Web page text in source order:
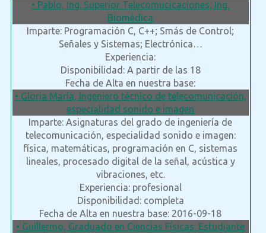
• Pablo, Ing. Superior Telecomucicaciones; Ing.
Biomédica
Imparte: Programación C, C++; Smás de Control;
Señales y Sistemas; Electrónica…
Experiencia:
Disponibilidad: A partir de las 18
Fecha de Alta en nuestra base:
• Gloria María, Ingeniero técnico de telecomunicación,
especialidad sonido e imagen
Imparte: Asignaturas del grado de ingeniería de
telecomunicación, especialidad sonido e imagen:
física, matemáticas, programación en C, sistemas
lineales, procesado digital de la señal, acústica y
vibraciones, etc.
Experiencia: profesional
Disponibilidad: completa
Fecha de Alta en nuestra base: 2016-09-18
• Guillermo, Graduado en Ciencias Físicas. Estudiante